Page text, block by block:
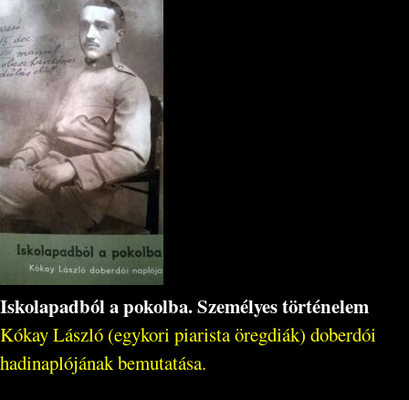
Iskolapadból a pokolba. Személyes történelem
Kókay László (egykori piarista öregdiák) doberdói
hadinaplójának bemutatása.